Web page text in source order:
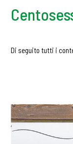
Di seguito tutti i